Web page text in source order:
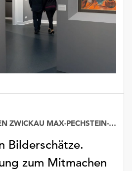
Bilderschätze.
zum Mitmachen
KUNSTSAMMLUNGEN ZWICKAU MAX-PECHSTEIN-MUSEUM